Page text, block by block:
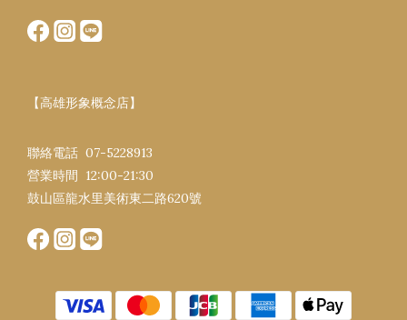
【高雄形象概念店】
聯絡電話 07-5228913
營業時間 12:00-21:30​
鼓山區龍水里美術東二路620號